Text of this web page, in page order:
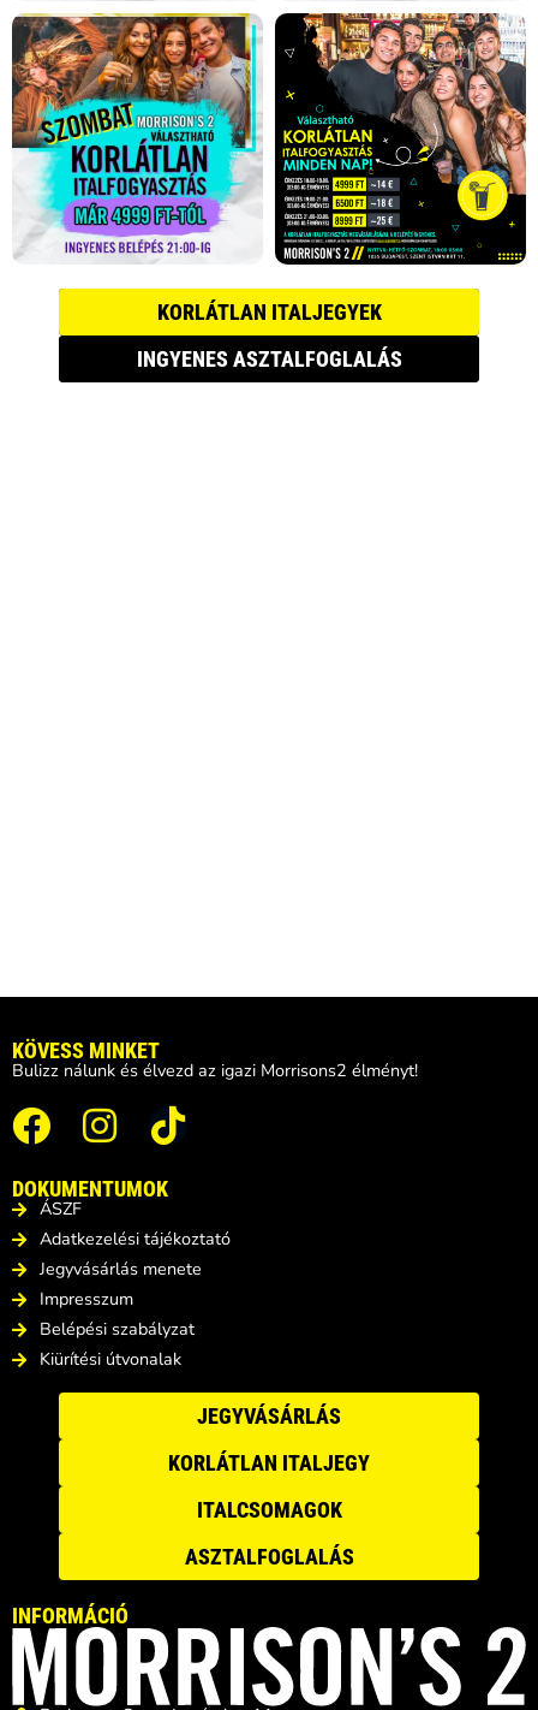
KORLÁTLAN ITALJEGYEK
INGYENES ASZTALFOGLALÁS
KÖVESS MINKET
Bulizz nálunk és élvezd az igazi Morrisons2 élményt!
DOKUMENTUMOK
ÁSZF
Adatkezelési tájékoztató
Jegyvásárlás menete
Impresszum
Belépési szabályzat
Kiürítési útvonalak
JEGYVÁSÁRLÁS
KORLÁTLAN ITALJEGY
ITALCSOMAGOK
ASZTALFOGLALÁS
INFORMÁCIÓ